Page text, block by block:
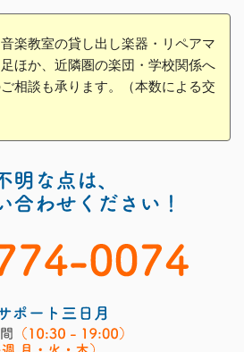
楽教室の貸し出し楽器・リペアマ
ほか、近隣圏の楽団・学校関係へ
相談も承ります。（本数による交